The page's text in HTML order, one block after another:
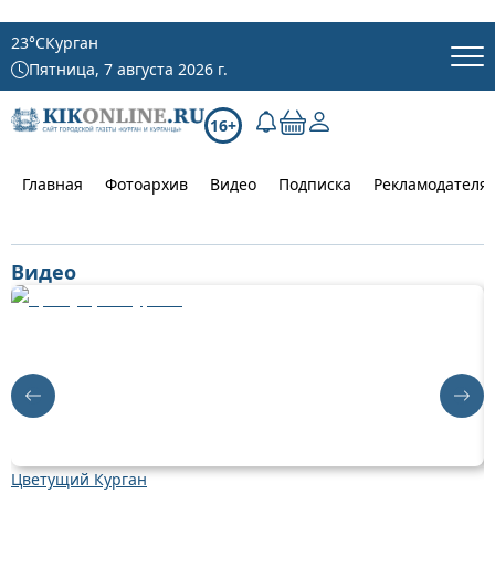
23°CКурган
Пятница, 7 августа 2026 г.
16+
Главная Фотоархив Видео Подписка
Видео
Цветущий Курган